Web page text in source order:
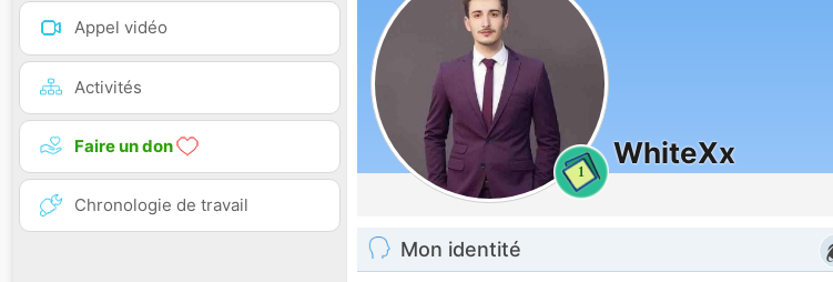
Appel vidéo
Activités
Faire un don
Chronologie de travail
1
WhiteXx
Mon identité